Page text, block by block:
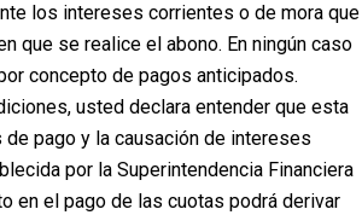
los intereses corrientes o de mora que
que se realice el abono. En ningún caso
concepto de pagos anticipados.
usted declara entender que esta
pago y la causación de intereses
por la Superintendencia Financiera
en el pago de las cuotas podrá derivar